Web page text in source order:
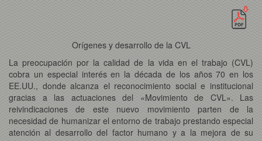
Orígenes y desarrollo de la CVL
La preocupación por la calidad de la vida en el trabajo (CVL)
cobra un especial interés en la década de los años 70 en los
EE.UU., donde alcanza el reconocimiento social e institucional
gracias a las actuaciones del «Movimiento de CVL». Las
reivindicaciones de este nuevo movimiento parten de la
necesidad de humanizar el entorno de trabajo prestando especial
atención al desarrollo del factor humano y a la mejora de su